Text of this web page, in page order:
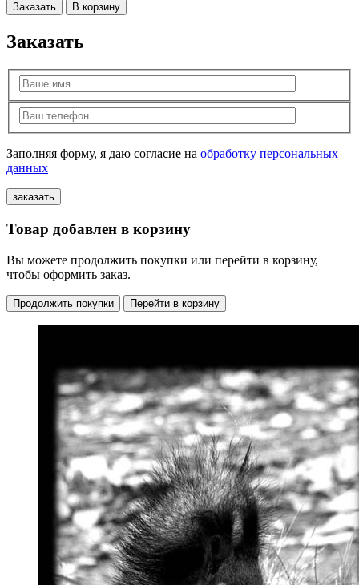
Заказать В корзину
Заказать
Заполняя форму, я даю согласие на обработку персональных
данных
Товар добавлен в корзину
Вы можете продолжить покупки или перейти в корзину,
чтобы оформить заказ.
Продолжить покупки Перейти в корзину